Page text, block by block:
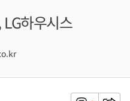
하우시스